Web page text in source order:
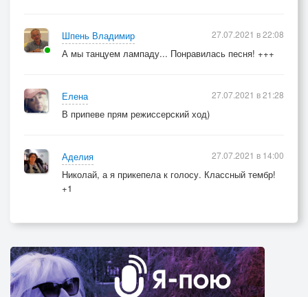
Шпень Владимир
А мы танцуем лампаду... Понравилась песня! +++
27.07.2021 в 22:08
Елена
В припеве прям режиссерский ход)
27.07.2021 в 21:28
Аделия
Николай, а я прикепела к голосу. Классный тембр!
+1
27.07.2021 в 14:00